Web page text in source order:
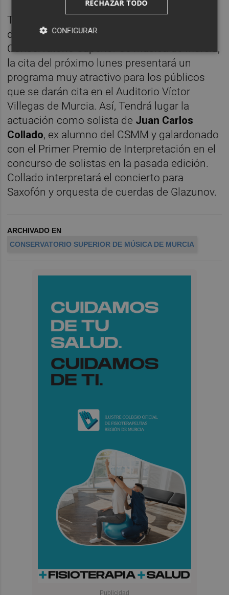
Teniendo como base el carácter formativo
de los futuros profesionales del
Conservatorio Superior de Música de Murcia,
la cita del próximo lunes presentará un
programa muy atractivo para los públicos
que se darán cita en el Auditorio Víctor
Villegas de Murcia. Así, Tendrá lugar la
actuación como solista de Juan Carlos
Collado, ex alumno del CSMM y galardonado
con el Primer Premio de Interpretación en el
concurso de solistas en la pasada edición.
Collado interpretará el concierto para
Saxofón y orquesta de cuerdas de Glazunov.
ARCHIVADO EN
CONSERVATORIO SUPERIOR DE MÚSICA DE MURCIA
RECHAZAR TODO
CONFIGURAR